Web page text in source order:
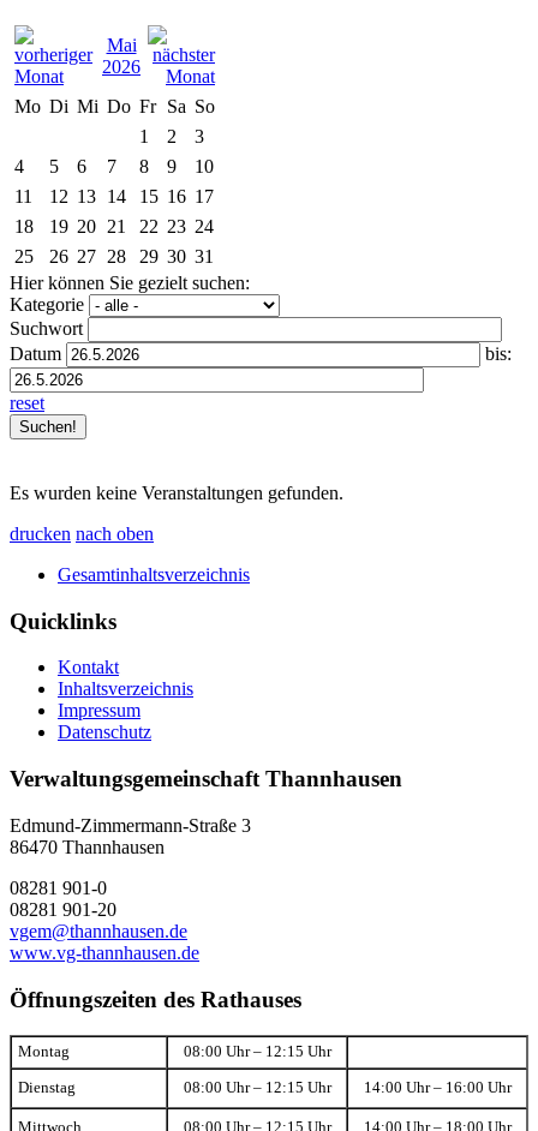
Mai
2026
Mo Di Mi Do Fr Sa So
1
2
3
4
5 6 7 8 9
10
11
12 13 14 15 16 17
18
19 20 21 22 23 24
25
26 27 28 29 30 31
Hier können Sie gezielt suchen:
Kategorie
Suchwort
Datum
bis:
reset
Es wurden keine Veranstaltungen gefunden.
drucken nach oben
Gesamtinhaltsverzeichnis
Quicklinks
Kontakt
Inhaltsverzeichnis
Impressum
Datenschutz
Verwaltungsgemeinschaft Thannhausen
Edmund-Zimmermann-Straße 3
86470 Thannhausen
08281 901-0
08281 901-20
vgem@thannhausen.de
www.vg-thannhausen.de
Öffnungszeiten des Rathauses
Montag 08:00 Uhr – 12:15 Uhr
Dienstag 08:00 Uhr – 12:15 Uhr 14:00 Uhr – 16:00 Uhr